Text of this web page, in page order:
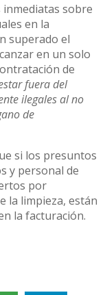
inmediatas sobre
en la
superado el
en un solo
de
fuera del
ilegales al no
de
si los presuntos
y personal de
por
la limpieza, están
la facturación.